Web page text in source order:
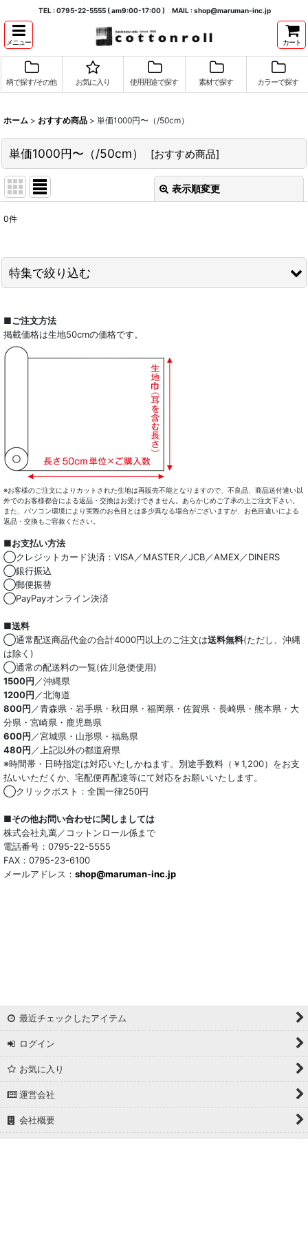
TEL : 0795-22-5555 ( am9:00-17:00 ) MAIL : shop@maruman-inc.jp
メニュー カート
柄で探す/その他 お気に入り 使用用途で探す 素材で探す カラーで探す
ホーム > おすすめ商品 > 単価1000円〜（/50cm）
単価1000円〜（/50cm） [おすすめ商品]
表示順変更
並び順 :
0件
特集で絞り込む
ドレスシャツ
コート・ボトム・バッグ
マスク
小物類
綿100％
麻混
ストレッチ
オーガニック
和紙混生地
ポリエステル混
テンセル混
キュプラ/レーヨン混
シルク混
ウール混
トリアセテート混
サッカー/クレープ
マドラスチェック
ドビー
撥水加工
起毛生地
■ご注文方法
掲載価格は生地50cmの価格です。
※お客様のご注文によりカットされた生地は再販売不能となりますので、不良品、商品送付違い以
外でのお客様都合による返品・交換はお受けできません。あらかじめご了承の上ご注文下さい。
また、パソコン環境により実際のお色目とは多少異なる場合がございますが、お色目違いによる
返品・交換もご容赦ください。
■お支払い方法
◯クレジットカード決済：VISA／MASTER／JCB／AMEX／DINERS
◯銀行振込
◯郵便振替
◯PayPayオンライン決済
■送料
◯通常配送商品代金の合計4000円以上のご注文は送料無料(ただし、沖縄
は除く)
◯通常の配送料の一覧(佐川急便使用)
1500円 ／沖縄県
1200円 ／北海道
800円 ／青森県・岩手県・秋田県・福岡県・佐賀県・長崎県・熊本県・大
分県・宮崎県・鹿児島県
600円 ／宮城県・山形県・福島県
480円 ／上記以外の都道府県
※時間帯・日時指定は対応いたしかねます。別途手数料（￥1,200）をお支
払いいただくか、宅配便再配達等にて対応をお願いいたします。
◯クリックポスト：全国一律250円
■その他お問い合わせに関しましては
株式会社丸萬／コットンロール係まで
電話番号：0795-22-5555
FAX：0795-23-6100
メールアドレス： shop@maruman-inc.jp
最近チェックしたアイテム
ログイン
お気に入り
運営会社
会社概要